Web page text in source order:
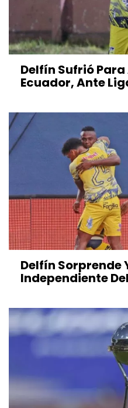
Delfín Sufrió
Ecuador, Ante
Delfín Sorprende
Independiente